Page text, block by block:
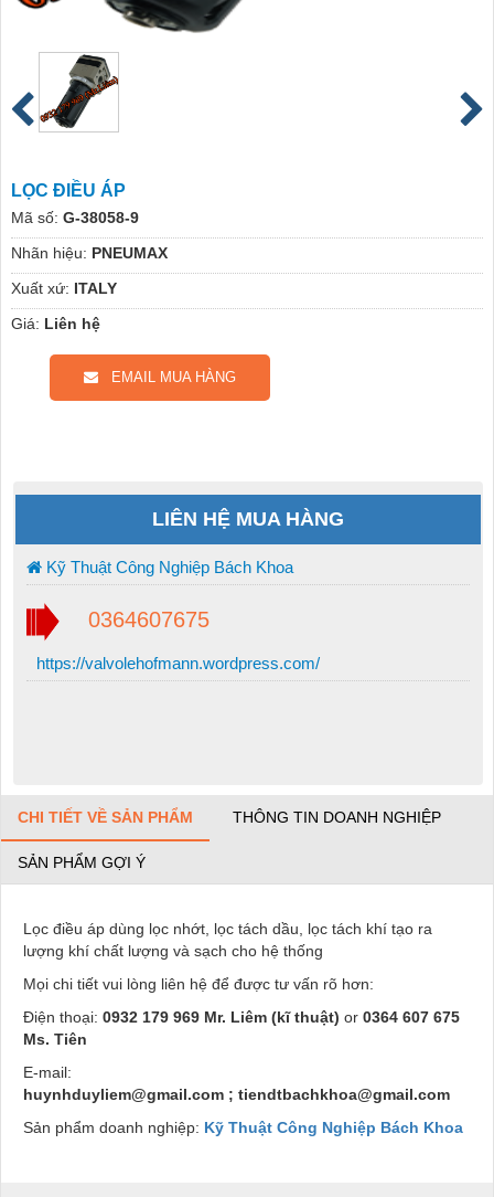
LỌC ĐIỀU ÁP
Mã số: G-38058-9
Nhãn hiệu: PNEUMAX
Xuất xứ: ITALY
Giá: Liên hệ
EMAIL MUA HÀNG
LIÊN HỆ MUA HÀNG
Kỹ Thuật Công Nghiệp Bách Khoa
0364607675
https://valvolehofmann.wordpress.com/
CHI TIẾT VỀ SẢN PHẨM THÔNG TIN DOANH NGHIỆP
SẢN PHẨM GỢI Ý
Lọc điều áp dùng lọc nhớt, lọc tách dầu, lọc tách khí tạo ra
lượng khí chất lượng và sạch cho hệ thống
Mọi chi tiết vui lòng liên hệ để được tư vấn rõ hơn:
Điện thoại: 0932 179 969 Mr. Liêm (kĩ thuật) or 0364 607 675
Ms. Tiên
E-mail:
huynhduyliem@gmail.com ; tiendtbachkhoa@gmail.com
Sản phẩm doanh nghiệp: Kỹ Thuật Công Nghiệp Bách Khoa